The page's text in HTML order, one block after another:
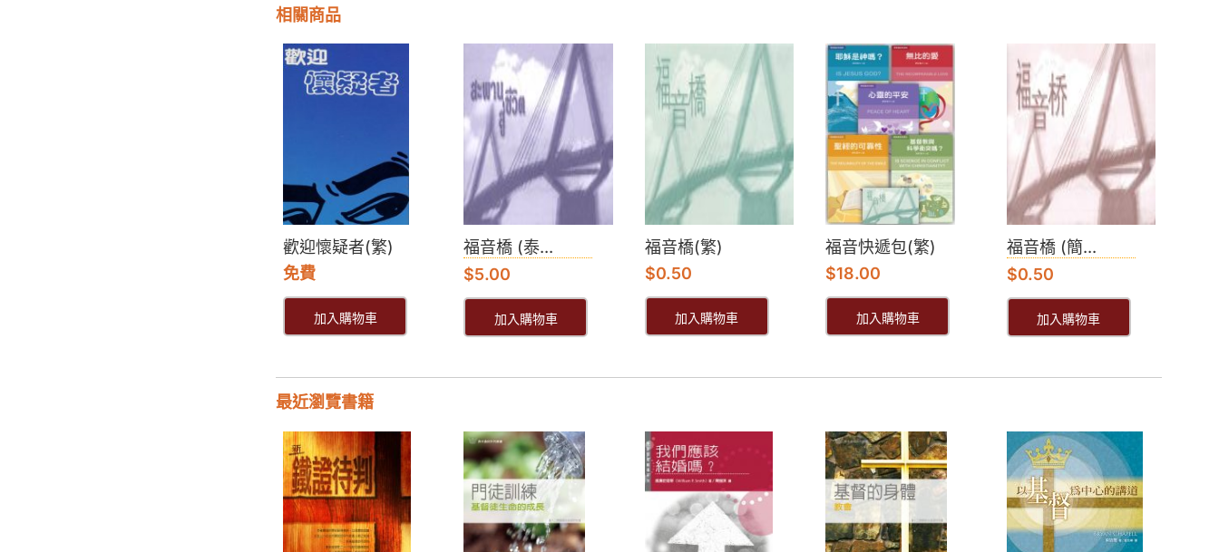
相關商品
歡迎懷疑者(繁)
免費
加入購物車
福音橋 (泰...
$5.00
加入購物車
福音橋(繁)
$0.50
加入購物車
福音快遞包(繁)
$18.00
加入購物車
福音橋 (簡...
$0.50
加入購物車
最近瀏覽書籍